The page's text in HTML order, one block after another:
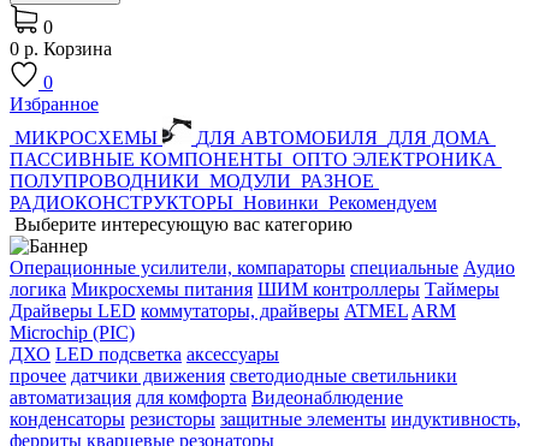
0
0 р. Корзина
0
Избранное
МИКРОСХЕМЫ
ДЛЯ АВТОМОБИЛЯ ДЛЯ ДОМА
ПАССИВНЫЕ КОМПОНЕНТЫ ОПТО ЭЛЕКТРОНИКА
ПОЛУПРОВОДНИКИ МОДУЛИ РАЗНОЕ
РАДИОКОНСТРУКТОРЫ Новинки Рекомендуем
Выберите интересующую вас категорию
Операционные усилители, компараторы специальные Аудио
логика Микросхемы питания ШИМ контроллеры Таймеры
Драйверы LED коммутаторы, драйверы ATMEL ARM
Microchip (PIC)
ДХО LED подсветка аксессуары
прочее датчики движения светодиодные светильники
автоматизация для комфорта Видеонаблюдение
конденсаторы резисторы защитные элементы индуктивность,
ферриты кварцевые резонаторы